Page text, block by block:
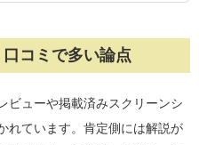
コミで多い論点
ビューや掲載済みスクリーンシ
れています。肯定側には解説が